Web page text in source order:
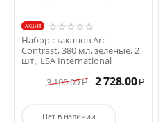
AКЦИЯ
Набор стаканов Arc
Contrast, 380 мл, зеленые, 2
шт., LSA International
3 100.00 Р 2 728.00 Р
Нет в наличии